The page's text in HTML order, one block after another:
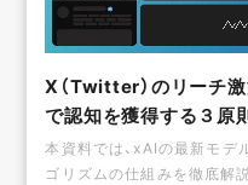
X（Twitter）のリーチ
で認知を獲得する３原
本資料では、xAIの最新モデ
ゴリズムの仕組みを徹底解